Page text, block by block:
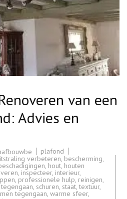
van een
Advies en
plafond
verbeteren, bescherming,
, hout, houten
, inspecteer, interieur,
, professionele hulp, reinigen,
, schuren, staat,textuur,
tegengaan, warme sfeer,